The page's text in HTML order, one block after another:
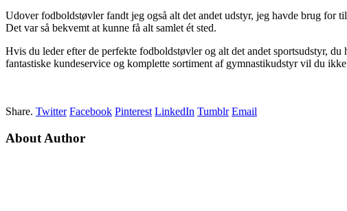
Udover fodboldstøvler fandt jeg også alt det andet udstyr, jeg havde brug
Det var så bekvemt at kunne få alt samlet ét sted.
Hvis du leder efter de perfekte fodboldstøvler og alt det andet sportsudstyr,
fantastiske kundeservice og komplette sortiment af gymnastikudstyr vil du
Share. Twitter Facebook Pinterest LinkedIn Tumblr Email
About Author